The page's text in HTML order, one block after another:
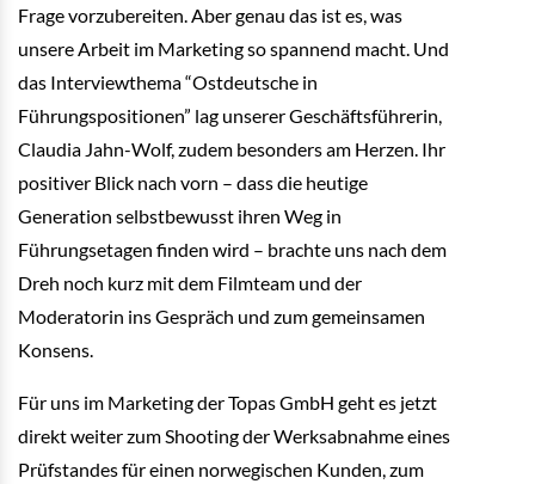
Frage vorzubereiten. Aber genau das ist es, was
unsere Arbeit im Marketing so spannend macht. Und
das Interviewthema “Ostdeutsche in
Führungspositionen” lag unserer Geschäftsführerin,
Claudia Jahn-Wolf, zudem besonders am Herzen. Ihr
positiver Blick nach vorn – dass die heutige
Generation selbstbewusst ihren Weg in
Führungsetagen finden wird – brachte uns nach dem
Dreh noch kurz mit dem Filmteam und der
Moderatorin ins Gespräch und zum gemeinsamen
Konsens.
Für uns im Marketing der Topas GmbH geht es jetzt
direkt weiter zum Shooting der Werksabnahme eines
Prüfstandes für einen norwegischen Kunden, zum